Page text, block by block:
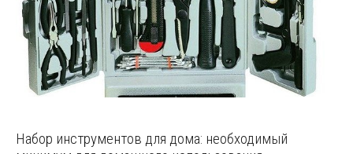
Набор инструментов для дома: необходимый